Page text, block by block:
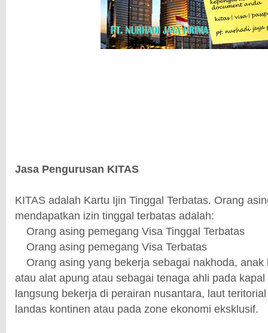
Jasa Pengurusan KITAS
KITAS adalah Kartu Ijin Tinggal Terbatas. Orang
mendapatkan izin tinggal terbatas adalah:
Orang asing pemegang Visa Tinggal Terbatas
Orang asing pemegang Visa Terbatas
Orang asing yang bekerja sebagai nakhoda,
atau alat apung atau sebagai tenaga ahli pada
langsung bekerja di perairan nusantara, laut
landas kontinen atau pada zone ekonomi eksklusif.